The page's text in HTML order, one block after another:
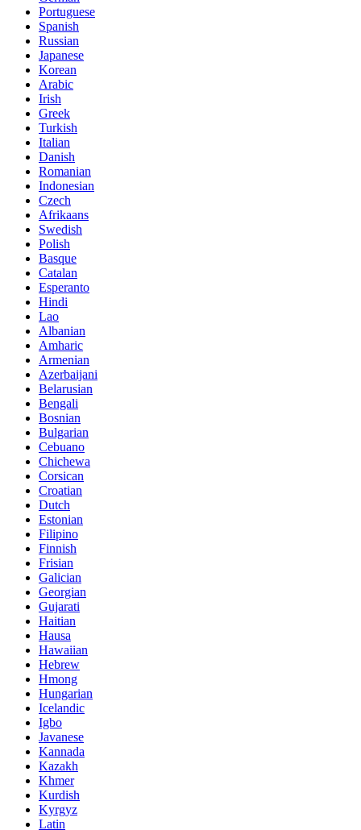
Portuguese
Spanish
Russian
Japanese
Korean
Arabic
Irish
Greek
Turkish
Italian
Danish
Romanian
Indonesian
Czech
Afrikaans
Swedish
Polish
Basque
Catalan
Esperanto
Hindi
Lao
Albanian
Amharic
Armenian
Azerbaijani
Belarusian
Bengali
Bosnian
Bulgarian
Cebuano
Chichewa
Corsican
Croatian
Dutch
Estonian
Filipino
Finnish
Frisian
Galician
Georgian
Gujarati
Haitian
Hausa
Hawaiian
Hebrew
Hmong
Hungarian
Icelandic
Igbo
Javanese
Kannada
Kazakh
Khmer
Kurdish
Kyrgyz
Latin